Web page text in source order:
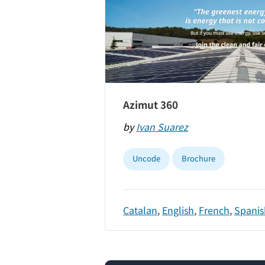
Azimut 360
byIvan Suarez
Uncode Brochure
Catalan, English, French,